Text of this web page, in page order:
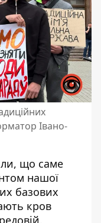
Івано-
що саме
нашої
базових
кров